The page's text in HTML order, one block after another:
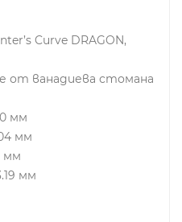
Curve DRAGON,
от ванадиева стомана
мм
мм
мм
мм